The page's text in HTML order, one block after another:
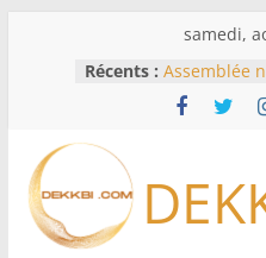
samedi,
Récents : Assemblée
d’enquête
Bénin:
du Sénat,